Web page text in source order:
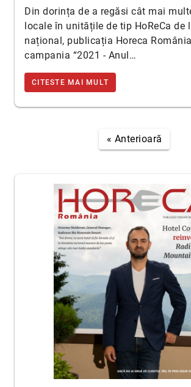
Din dorința de a regăsi cât mai
locale în unitățile de tip HoReCa de
național, publicația Horeca
campania “2021 - Anul…
CITESTE MAI MULT
« Anterioară